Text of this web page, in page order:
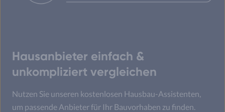
Hausanbieter einfach &
unkompliziert vergleichen
Nutzen Sie unseren kostenlosen Hausbau-Assistenten,
um passende Anbieter für Ihr Bauvorhaben zu finden.